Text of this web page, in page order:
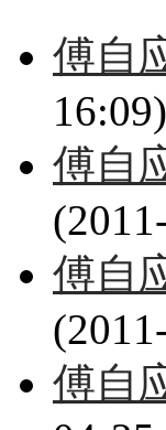
傅自
16:09)
傅自
傅自
傅自